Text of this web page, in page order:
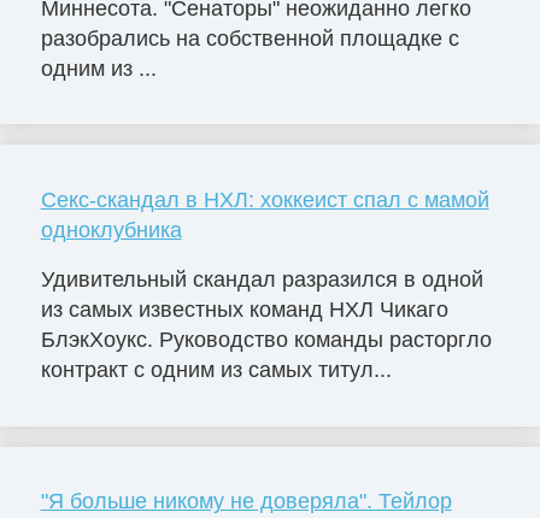
Миннесота. "Сенаторы" неожиданно легко
разобрались на собственной площадке с
одним из ...
Секс-скандал в НХЛ: хоккеист спал с мамой
одноклубника
Удивительный скандал разразился в одной
из самых известных команд НХЛ Чикаго
БлэкХоукс. Руководство команды расторгло
контракт с одним из самых титул...
"Я больше никому не доверяла". Тейлор